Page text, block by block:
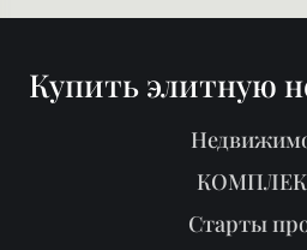
Купить элитную
Старты